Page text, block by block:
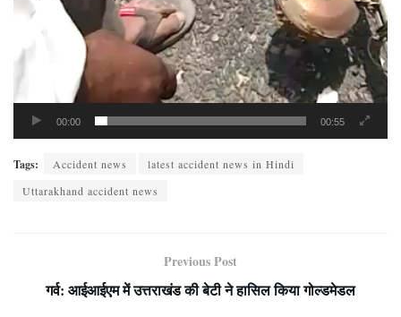
00:00 00:55
Tags: Accident news
latest accident news in Hindi
Uttarakhand accident news
Previous Post
गर्व: आईआईएम में उत्तराखंड की बेटी ने हासिल किया गोल्डमेडल